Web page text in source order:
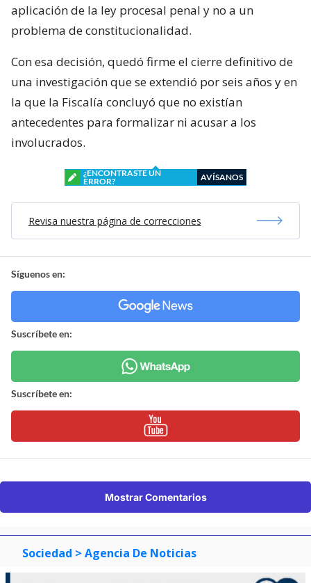
aplicación de la ley procesal penal y no a un
problema de constitucionalidad.
Con esa decisión, quedó firme el cierre definitivo de
una investigación que se extendió por seis años y en
la que la Fiscalía concluyó que no existían
antecedentes para formalizar ni acusar a los
involucrados.
¿ENCONTRASTE UN
ERROR?
AVÍSANOS
Revisa nuestra página de correcciones
Síguenos en:
Suscríbete en:
Suscríbete en:
Mostrar Comentarios
Sociedad > Agencia De Noticias